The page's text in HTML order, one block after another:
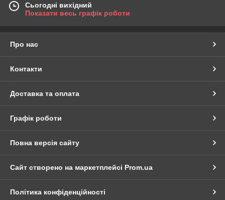
Сьогодні вихідний
Показати весь графік роботи
Про нас
Контакти
Доставка та оплата
Графік роботи
Повна версія сайту
Сайт створено на маркетплейсі Prom.ua
Політика конфіденційності